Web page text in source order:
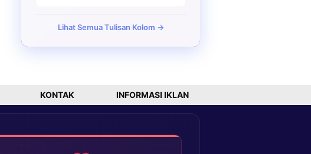
Lihat Semua Tulisan Kolom →
KONTAK INFORMASI IKLAN